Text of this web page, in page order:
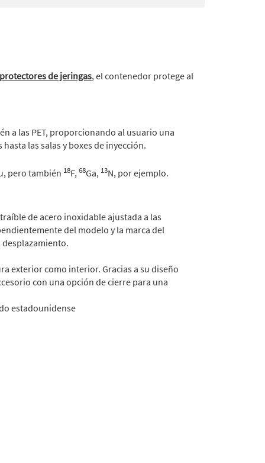
protectores de jeringas, el contenedor protege al
a las PET, proporcionando al usuario una
las salas y boxes de inyección.
pero también 18F,68Ga, 13N, por ejemplo.
de acero inoxidable ajustada a las
del modelo y la marca del
exterior como interior. Gracias a su diseño
con una opción de cierre para una
estadounidense